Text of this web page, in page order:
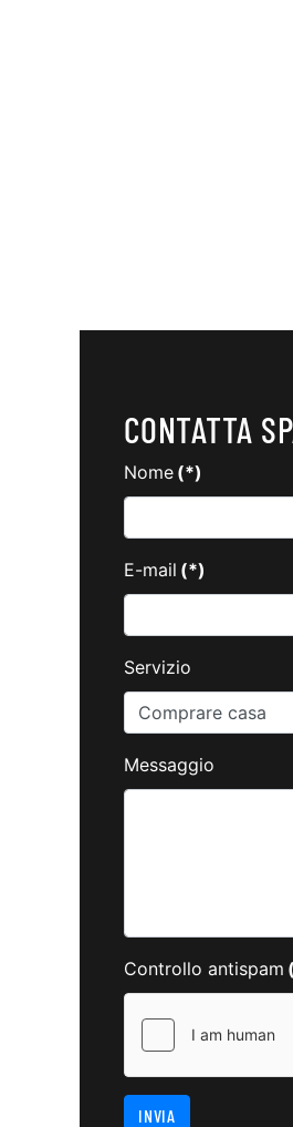
CONTATTA
Nome (*)
E-mail (*)
Servizio
Messaggio
Controllo antispam
INVIA